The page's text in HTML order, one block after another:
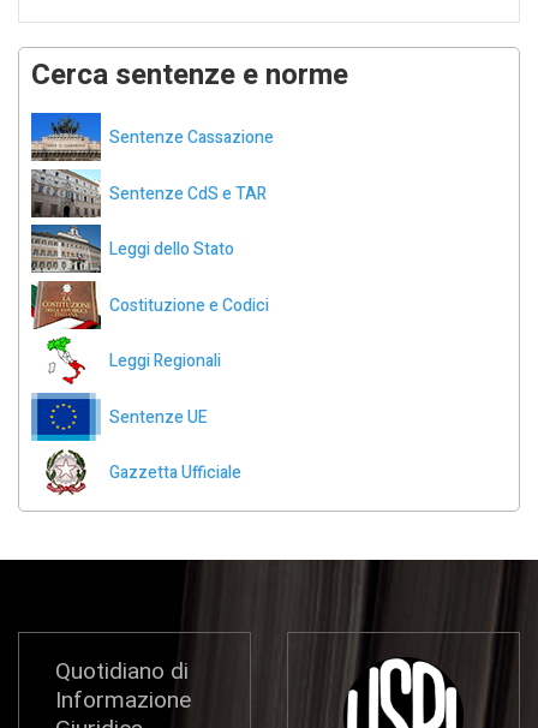
Cerca sentenze e norme
Sentenze Cassazione
Sentenze CdS e TAR
Leggi dello Stato
Costituzione e Codici
Leggi Regionali
Sentenze UE
Gazzetta Ufficiale
Quotidiano di
Informazione